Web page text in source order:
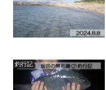
釣行記